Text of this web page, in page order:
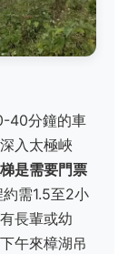
40分鐘的車
入太極峽
是需要門票
約需1.5至2小
長輩或幼
午來樟湖吊